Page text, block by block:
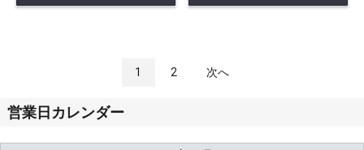
1 2 次へ
営業日カレンダー